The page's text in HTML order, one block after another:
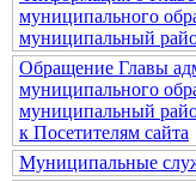
муниципального
муниципальный
Обращение Главы
муниципального
муниципальный
к Посетителям сайта
Муниципальные